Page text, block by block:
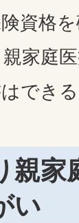
険資格
親家庭
はでき
親家
い